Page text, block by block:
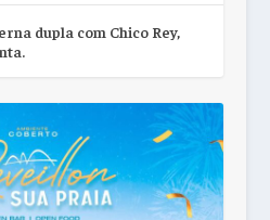
dupla com Chico Rey,